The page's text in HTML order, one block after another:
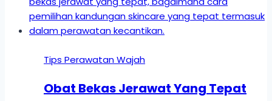
Tips Perawatan Wajah
Obat Bekas Jerawat Yang Tepat